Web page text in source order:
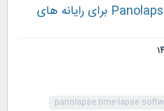
نرم افزار تایم لپس Panolapse برای رایانه های
panolapse time-lapse